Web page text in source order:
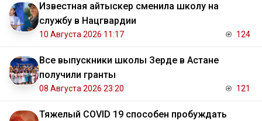
Известная айтыскер сменила школу на
службу в Нацгвардии
10 Августа 2026 11:17 124
Все выпускники школы Зерде в Астане
получили гранты
08 Августа 2026 23:20 121
Тяжелый COVID 19 способен пробуждать